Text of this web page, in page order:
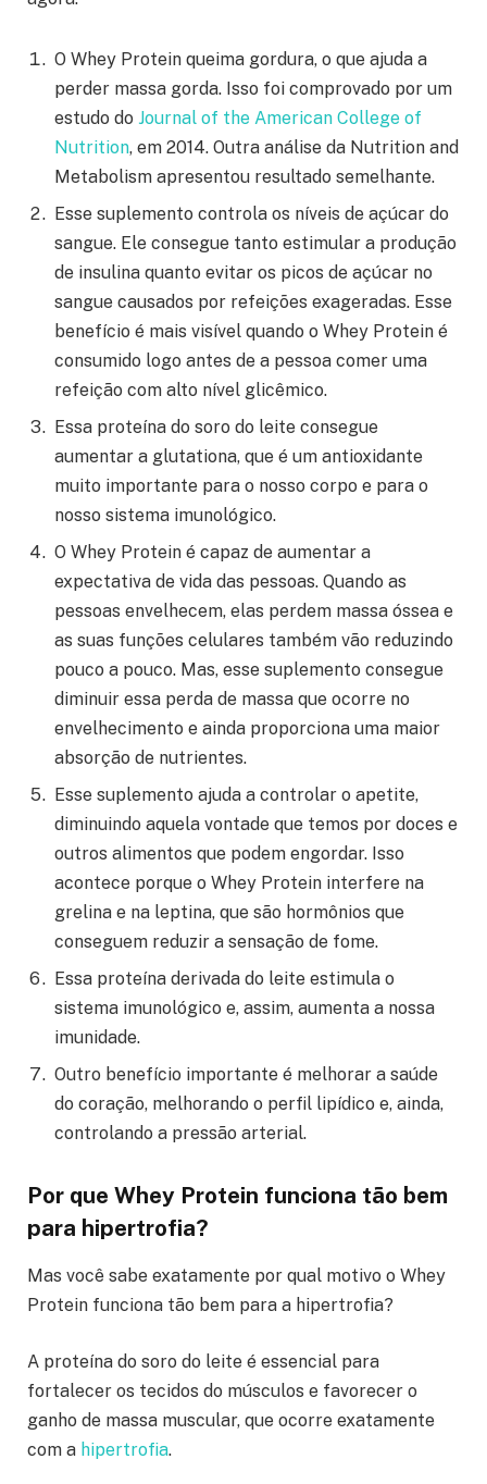
O Whey Protein queima gordura, o que ajuda a
perder massa gorda. Isso foi comprovado por um
estudo do Journal of the American College of
Nutrition, em 2014. Outra análise da Nutrition and
Metabolism apresentou resultado semelhante.
Esse suplemento controla os níveis de açúcar do
sangue. Ele consegue tanto estimular a produção
de insulina quanto evitar os picos de açúcar no
sangue causados por refeições exageradas. Esse
benefício é mais visível quando o Whey Protein é
consumido logo antes de a pessoa comer uma
refeição com alto nível glicêmico.
Essa proteína do soro do leite consegue
aumentar a glutationa, que é um antioxidante
muito importante para o nosso corpo e para o
nosso sistema imunológico.
O Whey Protein é capaz de aumentar a
expectativa de vida das pessoas. Quando as
pessoas envelhecem, elas perdem massa óssea e
as suas funções celulares também vão reduzindo
pouco a pouco. Mas, esse suplemento consegue
diminuir essa perda de massa que ocorre no
envelhecimento e ainda proporciona uma maior
absorção de nutrientes.
Esse suplemento ajuda a controlar o apetite,
diminuindo aquela vontade que temos por doces e
outros alimentos que podem engordar. Isso
acontece porque o Whey Protein interfere na
grelina e na leptina, que são hormônios que
conseguem reduzir a sensação de fome.
Essa proteína derivada do leite estimula o
sistema imunológico e, assim, aumenta a nossa
imunidade.
Outro benefício importante é melhorar a saúde
do coração, melhorando o perfil lipídico e, ainda,
controlando a pressão arterial.
Por que Whey Protein funciona tão bem
para hipertrofia?
Mas você sabe exatamente por qual motivo o Whey
Protein funciona tão bem para a hipertrofia?
A proteína do soro do leite é essencial para
fortalecer os tecidos do músculos e favorecer o
ganho de massa muscular, que ocorre exatamente
com a hipertrofia.